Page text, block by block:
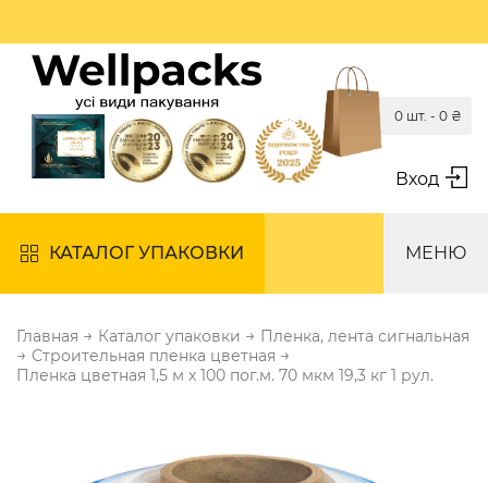
Вход
0 шт. - 0 ₴
КАТАЛОГ УПАКОВКИ МЕНЮ
Главная → Каталог упаковки → Пленка, лента сигнальная
→ Строительная пленка цветная →
Пленка цветная 1,5 м х 100 пог.м. 70 мкм 19,3 кг 1 рул.